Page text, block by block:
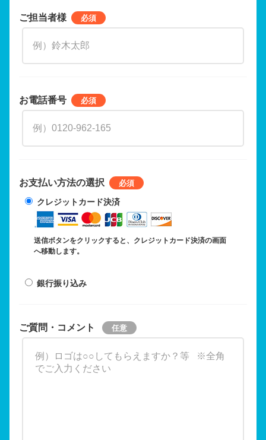
ご担当者様
お電話番号
お支払い方法の選択
クレジットカード決済
送信ボタンをクリックすると、クレジットカード決済の画面
へ移動します。
銀行振り込み
ご質問・コメント